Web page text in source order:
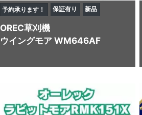
予約承ります！ 保証有り 新品
OREC草刈機
ウイングモア WM646AF